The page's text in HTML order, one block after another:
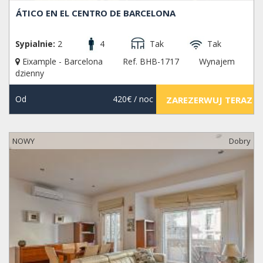
ÁTICO EN EL CENTRO DE BARCELONA
Sypialnie: 2 4 Tak
Tak
Eixample - Barcelona
Ref. BHB-1717
Wynajem
dzienny
Od 420€/ noc ZAREZERWUJ TERAZ
NOWY Dobry